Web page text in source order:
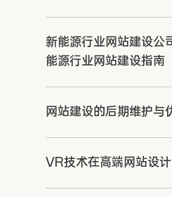
新能源行业网站建设公
能源行业网站建设指南
网站建设的后期维护与
VR技术在高端网站设